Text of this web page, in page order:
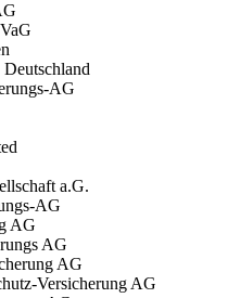
AG
a.G.
AG
AG
AG
AG
Versicherung AG